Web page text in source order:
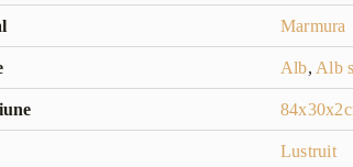
Marmura
Alb, Alb
Lustruit